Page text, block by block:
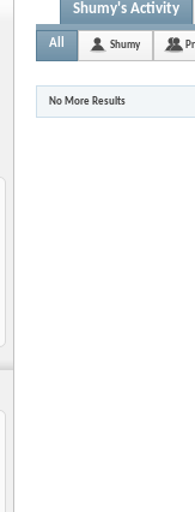
Shumy's Activity
All Shumy
No More Results